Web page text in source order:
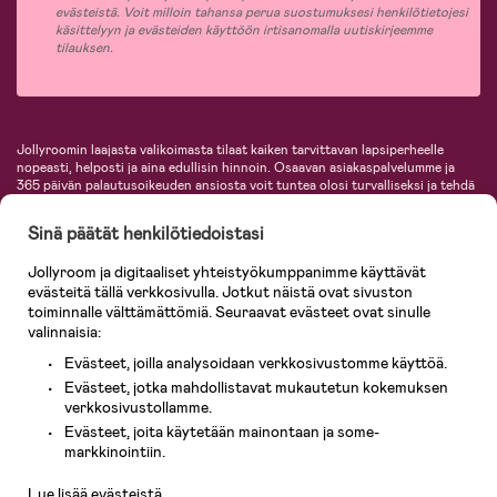
evästeistä. Voit milloin tahansa perua suostumuksesi henkilötietojesi
käsittelyyn ja evästeiden käyttöön irtisanomalla uutiskirjeemme
tilauksen.
Jollyroomin laajasta valikoimasta tilaat kaiken tarvittavan lapsiperheelle
nopeasti, helposti ja aina edullisin hinnoin. Osaavan asiakaspalvelumme ja
365 päivän palautusoikeuden ansiosta voit tuntea olosi turvalliseksi ja tehdä
vaatteet vauvoille ja lapsille, inspiroivia sisustustuotteita lastenhuoneeseen,
lastentarvikkeita sekä paljon muuta. Meiltä löydät lukuisia tunnettuja
KidKraft, Ergobaby, Philips Avent, Neonate, Cybex, LEGO ja monia muita!
Tervetuloa shoppailemaan Pohjoismaiden suurimpaan lastentarvikkeiden
verkkokauppaan!
Sinä päätät henkilötiedoistasi
Jollyroom ja digitaaliset yhteistyökumppanimme käyttävät
evästeitä tällä verkkosivulla. Jotkut näistä ovat sivuston
toiminnalle välttämättömiä. Seuraavat evästeet ovat sinulle
valinnaisia:
Evästeet, joilla analysoidaan verkkosivustomme käyttöä.
Evästeet, jotka mahdollistavat mukautetun kokemuksen
verkkosivustollamme.
Evästeet, joita käytetään mainontaan ja some-
markkinointiin.